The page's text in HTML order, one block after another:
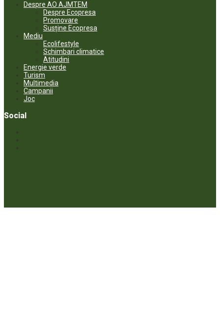
Despre AO AJMTEM
Despre Ecopresa
Promovare
Susține Ecopresa
Mediu
Ecolifestyle
Schimbari climatice
Atitudini
Energie verde
Turism
Multimedia
Campanii
Joc
Social